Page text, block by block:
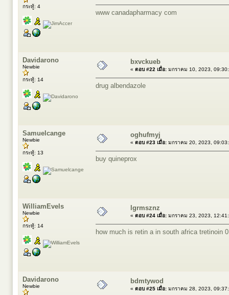
กระทู้: 4
www canadapharmacy com
Davidarono
Newbie
กระทู้: 14
bxvckueb
« ตอบ #22 เมื่อ: มกราคม 10, 2023,
drug albendazole
Samuelcange
Newbie
กระทู้: 13
oghufmyj
« ตอบ #23 เมื่อ: มกราคม 20, 2023,
buy quineprox
WilliamEvels
Newbie
กระทู้: 14
lgrmsznz
« ตอบ #24 เมื่อ: มกราคม 23, 2023,
how much is retin a in south africa tretinoin
Davidarono
Newbie
bdmtywod
« ตอบ #25 เมื่อ: มกราคม 28, 2023,